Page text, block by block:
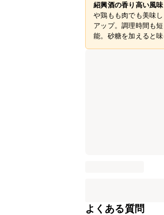
紹興酒の香り高い風味
や鶏もも肉でも美味し
アップ。調理時間も
能。砂糖を加えると
よくある質問